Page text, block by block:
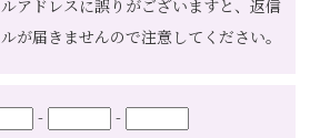
アドレスに誤りがございますと、返信
が届きませんので注意してください。
- -